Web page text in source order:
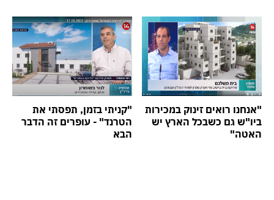
"אנחנו רואים זינוק במכירות
ביו"ש גם כשבכל הארץ יש
האטה"
"קניתי בזמן, תפסתי את
הטרנד" - עופרים זה הדבר
הבא